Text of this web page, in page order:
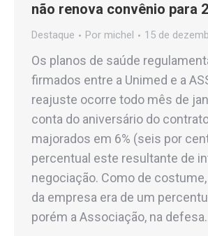
não renova convênio para
Destaque Por michel 15 de
Os planos de saúde
firmados entre a Unimed e a
reajuste ocorre todo mês de
conta do aniversário do
majorados em 6% (seis por
percentual este resultante de
negociação. Como de
da empresa era de um
porém a Associação, na